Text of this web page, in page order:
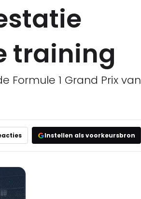
training
Formule 1 Grand Prix van
Instellen als voorkeursbron